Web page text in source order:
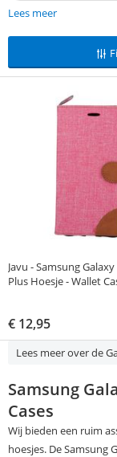
Lees meer
Javu - Samsung Galaxy
Plus Hoesje - Wallet
€ 12,95
Lees meer over de
Samsung
Cases
Wij bieden een ruim
hoesjes. De Samsung